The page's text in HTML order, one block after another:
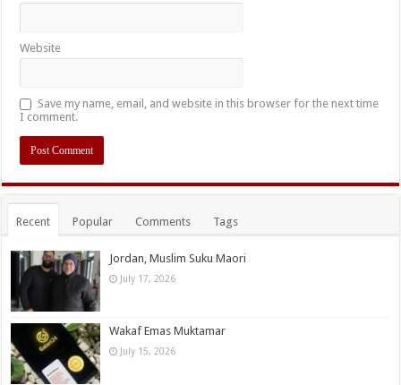
Website
Save my name, email, and website in this browser for the next time
I comment.
Recent Popular Comments Tags
Jordan, Muslim Suku Maori
July 17, 2026
Wakaf Emas Muktamar
July 15, 2026